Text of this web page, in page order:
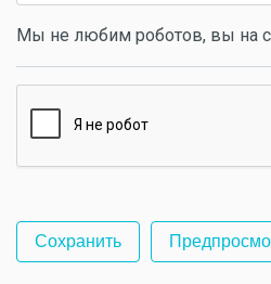
Мы не любим роботов, вы на